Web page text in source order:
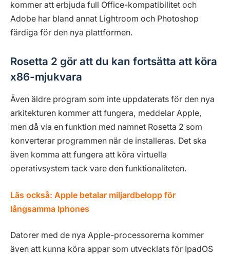
kommer att erbjuda full Office-kompatibilitet och
Adobe har bland annat Lightroom och Photoshop
färdiga för den nya plattformen.
Rosetta 2 gör att du kan fortsätta att köra
x86-mjukvara
Även äldre program som inte uppdaterats för den nya
arkitekturen kommer att fungera, meddelar Apple,
men då via en funktion med namnet Rosetta 2 som
konverterar programmen när de installeras. Det ska
även komma att fungera att köra virtuella
operativsystem tack vare den funktionaliteten.
Läs också: Apple betalar miljardbelopp för
långsamma Iphones
Datorer med de nya Apple-processorerna kommer
även att kunna köra appar som utvecklats för IpadOS